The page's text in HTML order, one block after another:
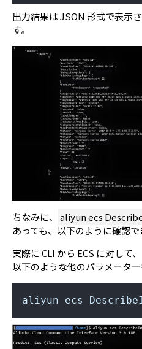
出力結果は JSON 形式で表示
す。
ちなみに、 aliyun ecs
あっても、以下のように確認で
実際に CLI から ECS に対して
以下のような他のパラメーター
aliyun ecs